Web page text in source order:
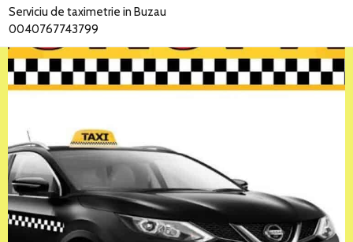
Serviciu de taximetrie in Buzau
0040767743799